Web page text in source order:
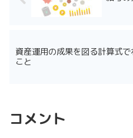
資産運用の成果を図る計算式で
こと
コメント